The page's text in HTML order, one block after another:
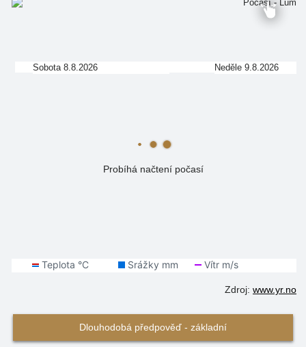
Probíhá načtení počasí
Sobota 8.8.2026 Neděle 9.8.2026
Zdroj: www.yr.no
Dlouhodobá předpověď - základní